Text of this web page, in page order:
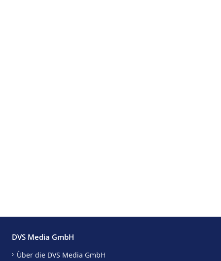
DVS Media GmbH
Über die DVS Media GmbH